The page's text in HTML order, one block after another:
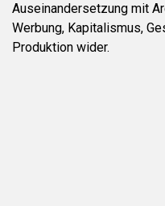
Auseinandersetzung mit
Werbung, Kapitalismus,
Produktion wider.